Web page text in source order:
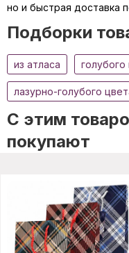
но и быстрая доставка
Подборки
из атласа голубого
лазурно-голубого
C этим
покупают